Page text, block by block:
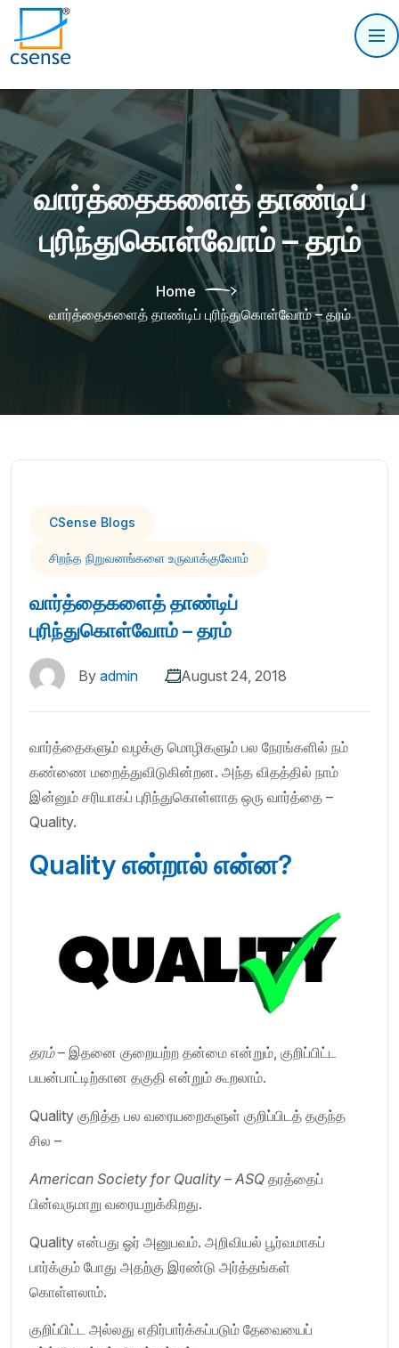
வார்த்தைகளைத் தாண்டிப்
புரிந்துகொள்வோம் – தரம்
Home
வார்த்தைகளைத் தாண்டிப் புரிந்துகொள்வோம் – தரம்
CSense Blogs
சிறந்த நிறுவனங்களை உருவாக்குவோம்
வார்த்தைகளைத் தாண்டிப்
புரிந்துகொள்வோம் – தரம்
By admin August 24, 2018
வார்த்தைகளும் வழக்கு மொழிகளும் பல நேரங்களில் நம்
கண்ணை மறைத்துவிடுகின்றன. அந்த விதத்தில் நாம்
இன்னும் சரியாகப் புரிந்துகொள்ளாத ஒரு வார்த்தை –
Quality.
Quality என்றால் என்ன?
தரம்– இதனை குறையற்ற தன்மை என்றும், குறிப்பிட்ட
பயன்பாட்டிற்கான தகுதி என்றும் கூறலாம்.
Quality குறித்த பல வரையறைகளுள் குறிப்பிடத் தகுந்த
சில –
American Society for Quality – ASQ தரத்தைப்
பின்வருமாறு வரையறுக்கிறது.
Quality என்பது ஓர் அனுபவம். அறிவியல் பூர்வமாகப்
பார்க்கும் போது அதற்கு இரண்டு அர்த்தங்கள்
கொள்ளலாம்.
குறிப்பிட்ட அல்லது எதிர்பார்க்கப்படும் தேவையைப்